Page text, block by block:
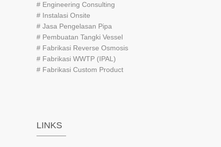
# Engineering Consulting
# Instalasi Onsite
# Jasa Pengelasan Pipa
# Pembuatan Tangki Vessel
# Fabrikasi Reverse Osmosis
# Fabrikasi WWTP (IPAL)
# Fabrikasi Custom Product
LINKS